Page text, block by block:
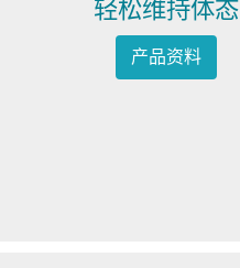
轻松维持体态
产品资料